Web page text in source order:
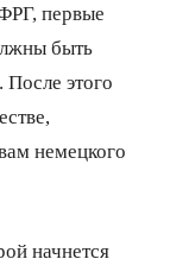
первые
быть
этого
немецкого
начнется